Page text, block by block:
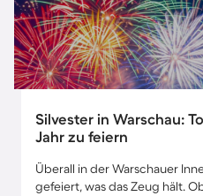
Silvester in Warschau:
Jahr zu feiern
Überall in der Warschauer
gefeiert, was das Zeug hält.